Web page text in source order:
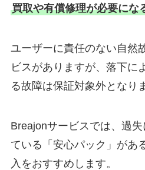
買取や有償修理が必要にな
ユーザーに責任のない自然
ビスがありますが、落下に
る故障は保証対象外となり
Breajonサービスでは、過
ている「安心パック」があ
入をおすすめします。